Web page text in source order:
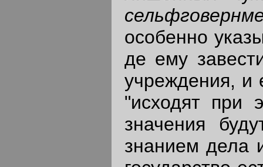
особенно
де ему
учреждения, и
"исходят при
значения
знанием дела